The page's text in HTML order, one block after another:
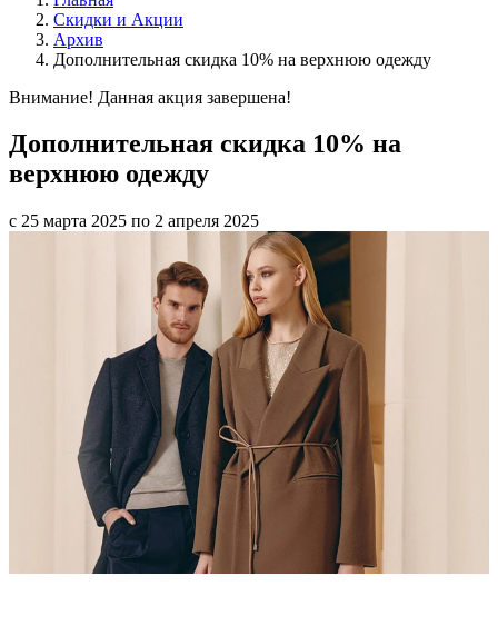
Скидки и Акции
Архив
Дополнительная скидка 10% на верхнюю одежду
Внимание! Данная акция завершена!
Дополнительная скидка 10% на
верхнюю одежду
с 25 марта 2025 по 2 апреля 2025